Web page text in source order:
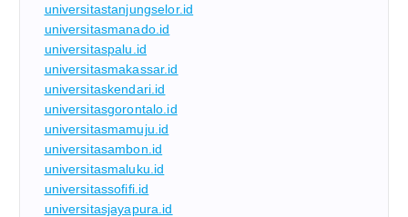
universitastanjungselor.id
universitasmanado.id
universitaspalu.id
universitasmakassar.id
universitaskendari.id
universitasgorontalo.id
universitasmamuju.id
universitasambon.id
universitasmaluku.id
universitassofifi.id
universitasjayapura.id